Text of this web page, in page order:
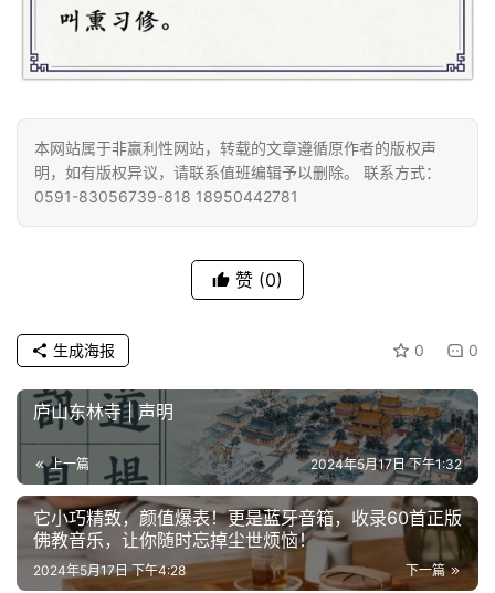
法
免
责
声
明
本网站属于非赢利性网站，转载的文章遵循原作者的版权声
明，如有版权异议，请联系值班编辑予以删除。 联系方式：
0591-83056739-818 18950442781
赞 (0)
0 0
生成海报
庐山东林寺 | 声明
上一篇 2024年5月17日 下午1:32
它小巧精致，颜值爆表！更是蓝牙音箱，收录60首正版
佛教音乐，让你随时忘掉尘世烦恼！
下一篇
2024年5月17日 下午4:28